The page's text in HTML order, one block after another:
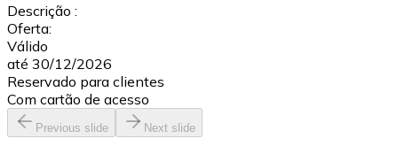
Descrição :
Oferta:
Válido
até 30/12/2026
Reservado para clientes
Com cartão de acesso
Previous slide Next slide